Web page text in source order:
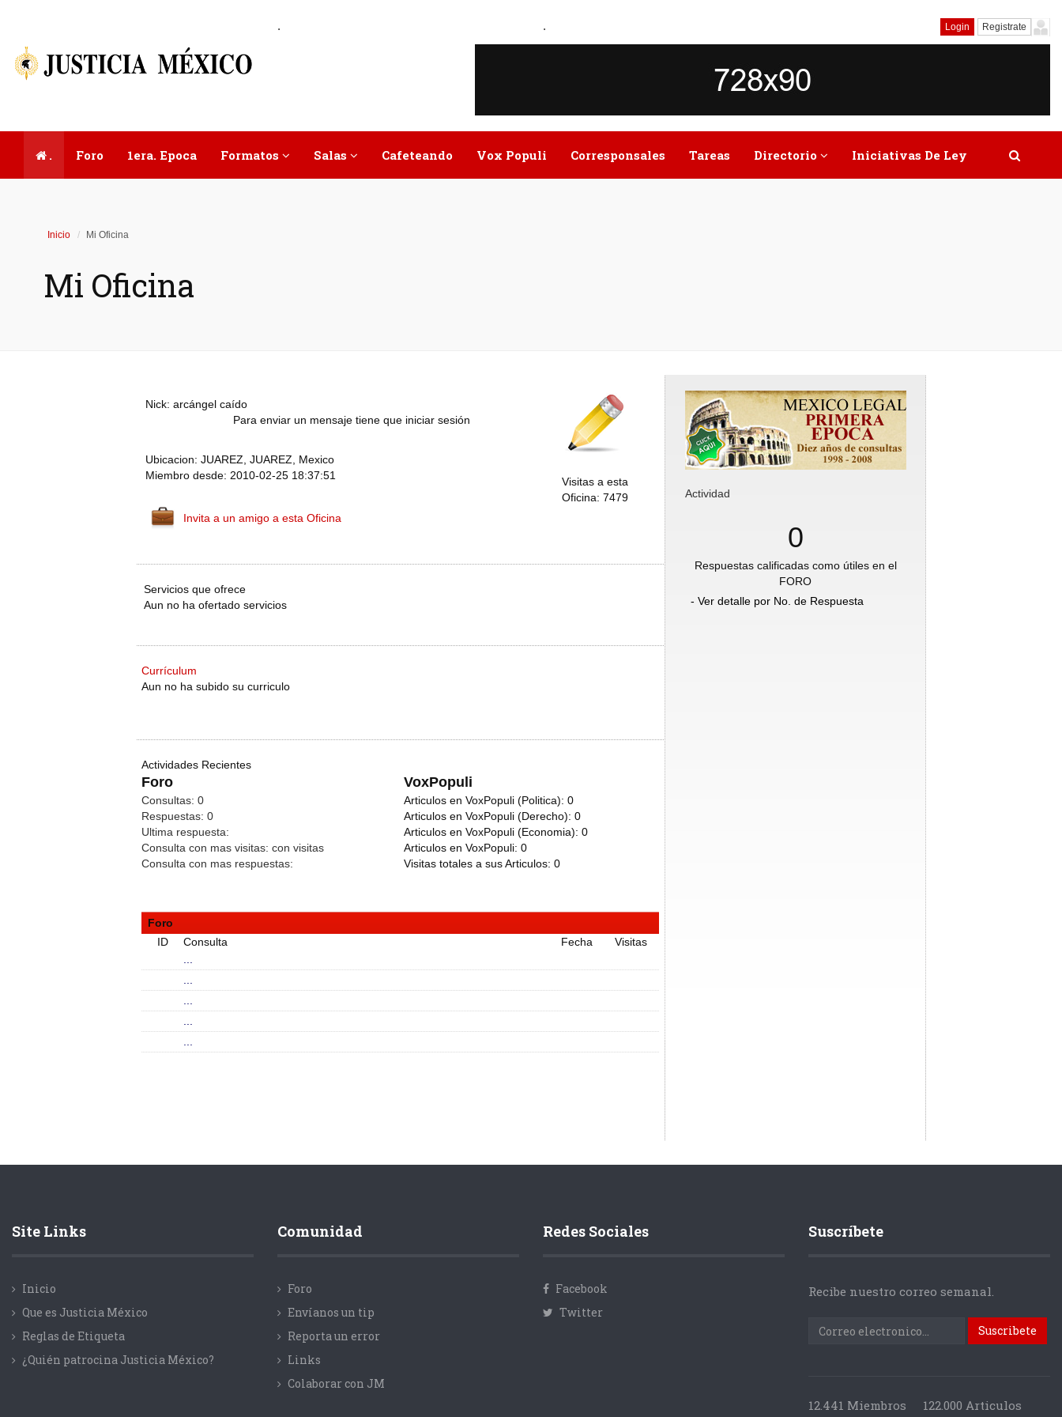
. . Login Registrate
. Foro 1era. Epoca Formatos Salas Cafeteando Vox Populi Corresponsales Tareas Directorio Iniciativas De Ley
Inicio Mi Oficina
Mi Oficina
Nick: arcángel caído
Para enviar un mensaje tiene que iniciar sesión
Ubicacion: JUAREZ, JUAREZ, Mexico
Miembro desde: 2010-02-25 18:37:51
Visitas a esta
Oficina: 7479
Invita a un amigo a esta Oficina
Servicios que ofrece
Aun no ha ofertado servicios
Currículum
Aun no ha subido su curriculo
Actividades Recientes
Foro VoxPopuli
Consultas: 0
Respuestas: 0
Ultima respuesta:
Consulta con mas visitas: con visitas
Consulta con mas respuestas:
Articulos en VoxPopuli (Politica): 0
Articulos en VoxPopuli (Derecho): 0
Articulos en VoxPopuli (Economia): 0
Articulos en VoxPopuli: 0
Visitas totales a sus Articulos: 0
Foro
ID
Consulta Fecha
Visitas
Actividad
0
Respuestas calificadas como útiles en el
FORO
- Ver detalle por No. de Respuesta
Site Links
Inicio
Que es Justicia México
Reglas de Etiqueta
¿Quién patrocina Justicia México?
Comunidad
Foro
Envíanos un tip
Reporta un error
Links
Colaborar con JM
Redes Sociales
Facebook
Twitter
Suscríbete
Recibe nuestro correo semanal.
12.441 Miembros 122.000 Articulos